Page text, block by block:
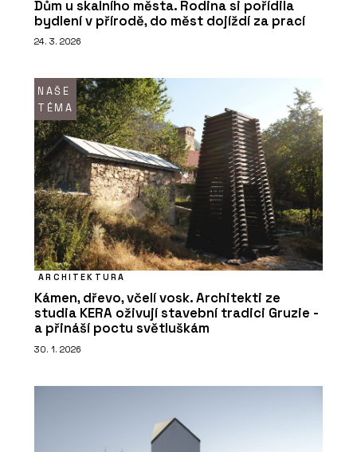
Dům u skalního města. Rodina si pořídila
bydlení v přírodě, do měst dojíždí za prací
24. 3. 2026
NAŠE
TÉMA
ARCHITEKTURA
Kámen, dřevo, včelí vosk. Architekti ze
studia KERA oživují stavební tradici Gruzie -
a přináší poctu světluškám
30. 1. 2026